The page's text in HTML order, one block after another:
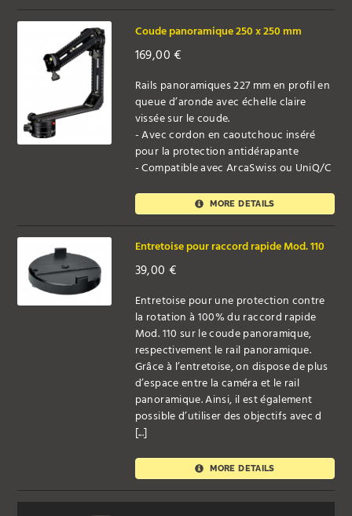
Coude panoramique 250 x 250 mm
169,00€
Rails panoramiques 227 mm en profil en
queue d’aronde avec échelle claire
vissée sur le coude.
- Avec cordon en caoutchouc inséré
pour la protection antidérapante
- Compatible avec ArcaSwiss ou UniQ/C
MORE DETAILS
Entretoise pour raccord rapide Mod. 110
39,00 €
Entretoise pour une protection contre
la rotation à 100% du raccord rapide
Mod. 110 sur le coude panoramique,
respectivement le rail panoramique.
Grâce à l’entretoise, on dispose de plus
d’espace entre la caméra et le rail
panoramique. Ainsi, il est également
possible d’utiliser des objectifs avec d
[...]
MORE DETAILS